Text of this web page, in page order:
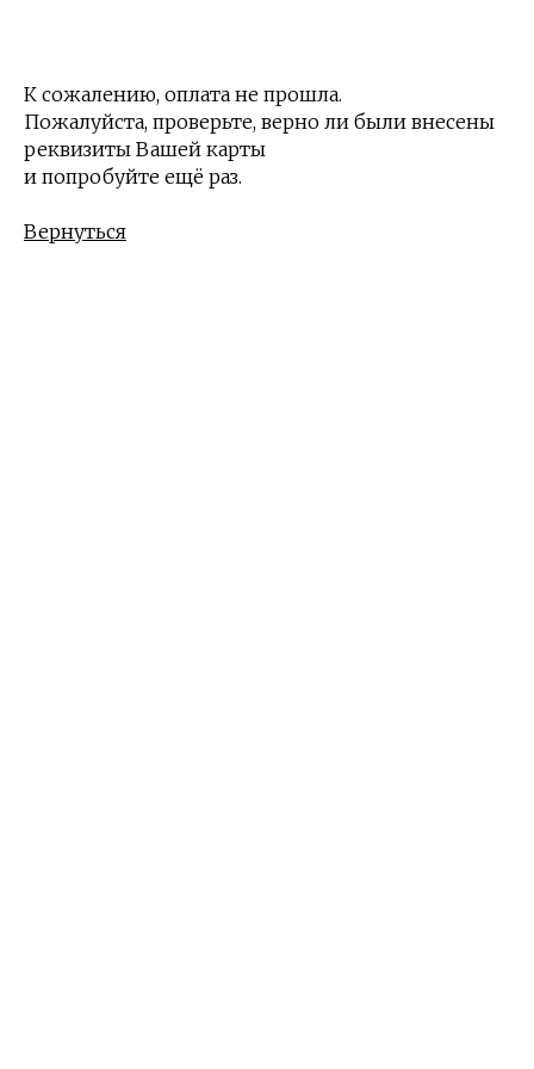
К сожалению, оплата не прошла.
Пожалуйста, проверьте, верно ли были внесены
реквизиты Вашей карты
и попробуйте ещё раз.
Вернуться